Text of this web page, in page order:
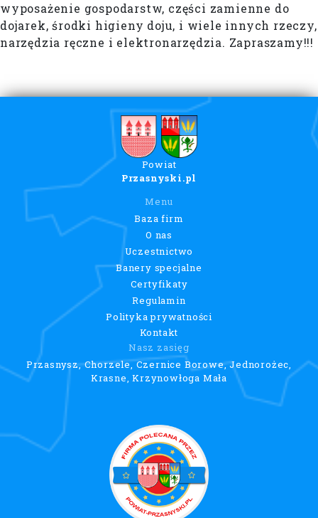
wyposażenie gospodarstw, części zamienne do
dojarek, środki higieny doju, i wiele innych rzeczy,
narzędzia ręczne i elektronarzędzia. Zapraszamy!!!
Powiat
Przasnyski.pl
Menu
Baza firm
O nas
Uczestnictwo
Banery specjalne
Certyfikaty
Regulamin
Polityka prywatności
Kontakt
Nasz zasięg
Przasnysz, Chorzele, Czernice Borowe, Jednorożec,
Krasne, Krzynowłoga Mała